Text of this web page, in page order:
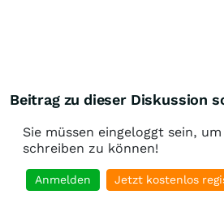
Beitrag zu dieser Diskussion
Sie müssen eingeloggt sein,
schreiben zu können!
Anmelden Jetzt kostenlos